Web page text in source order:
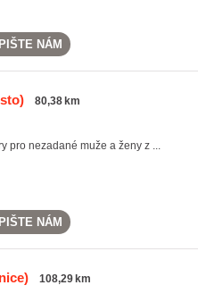
NÁM
80,38 km
pro nezadané muže a ženy z ...
NÁM
108,29 km